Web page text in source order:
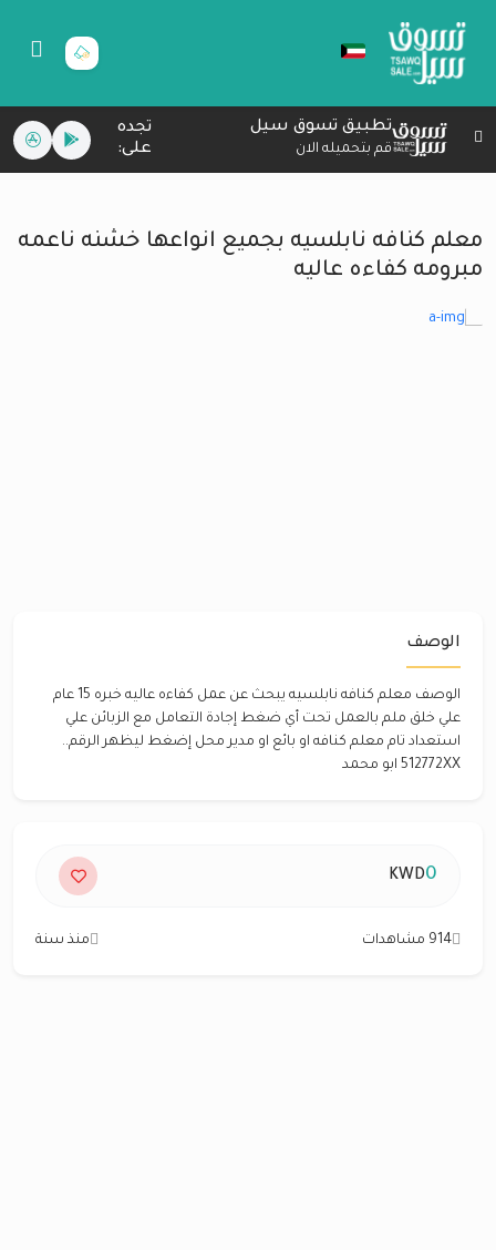
تطبيق تسوق سيل
قم بتحميله الان
تجده
على:
معلم كنافه نابلسيه بجميع انواعها خشنه ناعمه
مبرومه كفاءه عاليه
الوصف
الوصف معلم كنافه نابلسيه يبحث عن عمل كفاءه عاليه خبره 15 عام
علي خلق ملم بالعمل تحت أي ضغط إجادة التعامل مع الزبائن علي
استعداد تام معلم كنافه او بائع او مدير محل إضغط ليظهر الرقم..
‎512772XX ابو محمد
0
KWD
914 مشاهدات منذ سنة